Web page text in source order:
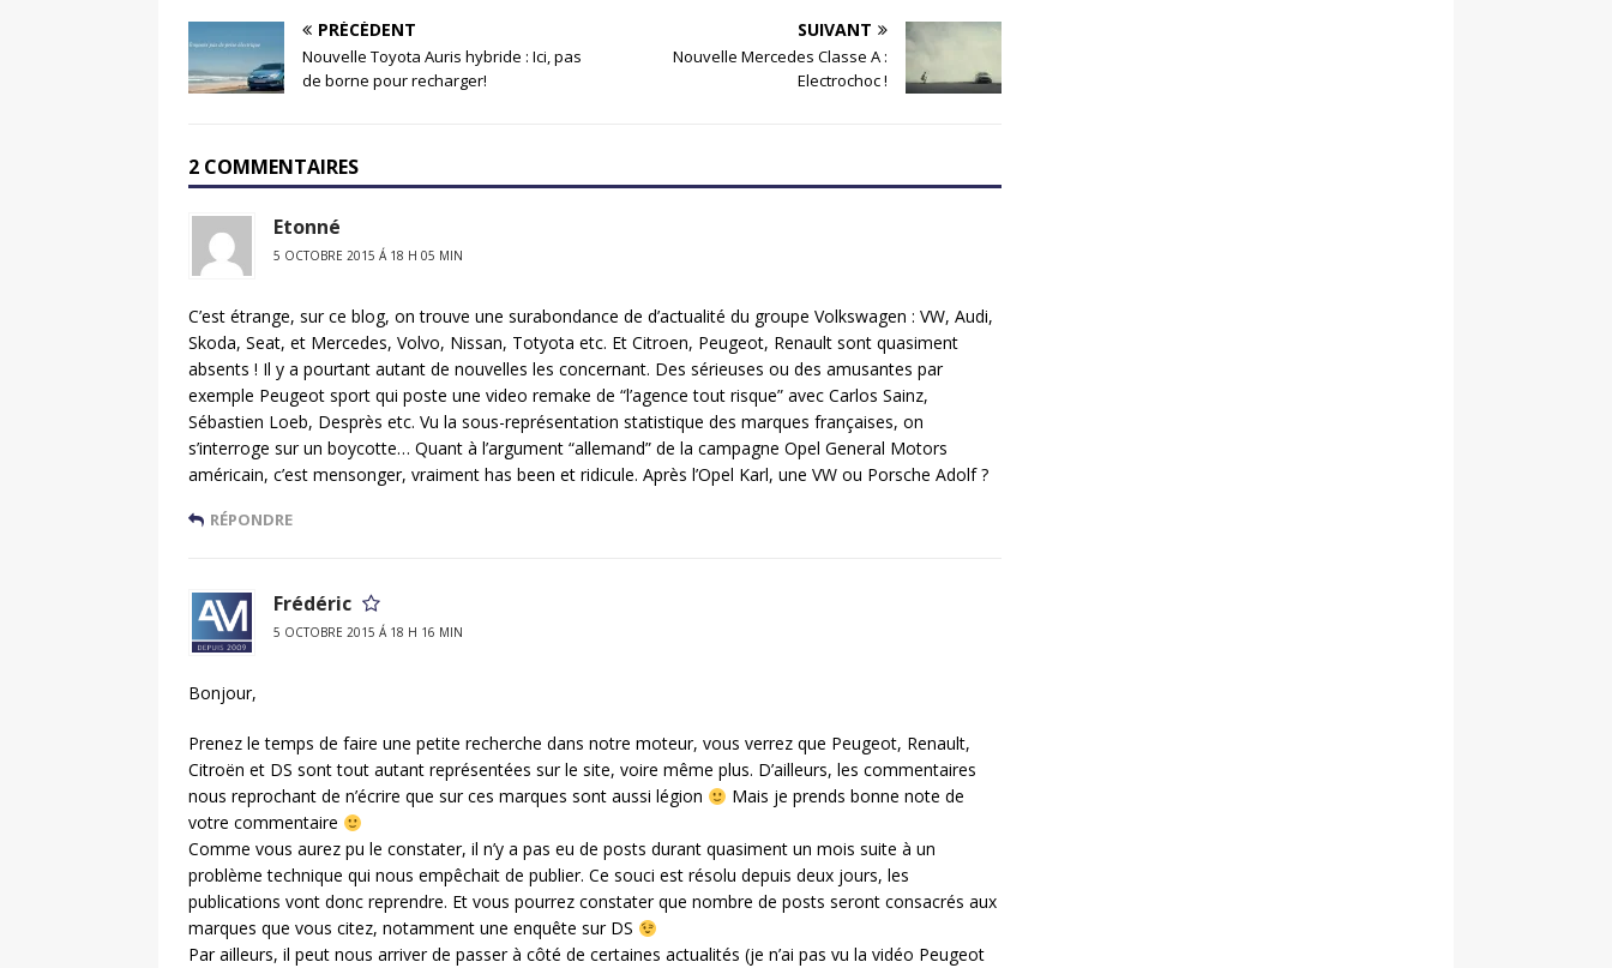
PRÉCÉDENT
Nouvelle Toyota Auris hybride : Ici, pas
de borne pour recharger!
SUIVANT
Nouvelle Mercedes Classe A :
Electrochoc !
2 COMMENTAIRES
Etonné
5 OCTOBRE 2015 Á 18 H 05 MIN
C’est étrange, sur ce blog, on trouve une surabondance de d’actualité du groupe Volkswagen : VW, Audi,
Skoda, Seat, et Mercedes, Volvo, Nissan, Totyota etc. Et Citroen, Peugeot, Renault sont quasiment
absents ! Il y a pourtant autant de nouvelles les concernant. Des sérieuses ou des amusantes par
exemple Peugeot sport qui poste une video remake de “l’agence tout risque” avec Carlos Sainz,
Sébastien Loeb, Desprès etc. Vu la sous-représentation statistique des marques françaises, on
s’interroge sur un boycotte… Quant à l’argument “allemand” de la campagne Opel General Motors
américain, c’est mensonger, vraiment has been et ridicule. Après l’Opel Karl, une VW ou Porsche Adolf ?
RÉPONDRE
Frédéric
5 OCTOBRE 2015 Á 18 H 16 MIN
Bonjour,
Prenez le temps de faire une petite recherche dans notre moteur, vous verrez que Peugeot, Renault,
Citroën et DS sont tout autant représentées sur le site, voire même plus. D’ailleurs, les commentaires
nous reprochant de n’écrire que sur ces marques sont aussi légion
Mais je prends bonne note de
votre commentaire
Comme vous aurez pu le constater, il n’y a pas eu de posts durant quasiment un mois suite à un
problème technique qui nous empêchait de publier. Ce souci est résolu depuis deux jours, les
publications vont donc reprendre. Et vous pourrez constater que nombre de posts seront consacrés aux
marques que vous citez, notamment une enquête sur DS
Par ailleurs, il peut nous arriver de passer à côté de certaines actualités (je n’ai pas vu la vidéo Peugeot